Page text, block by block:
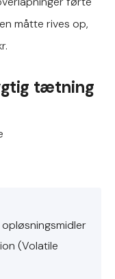
måtte rives op,
tætning
(Volatile